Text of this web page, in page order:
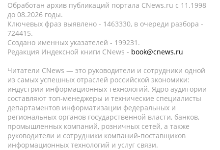
Обработан архив публикаций портала CNews.ru c 11.1998
до 08.2026 годы.
Ключевых фраз выявлено - 1463330, в очереди разбора -
724415.
Создано именных указателей - 199231.
Редакция Индексной книги CNews - book@cnews.ru
Читатели CNews — это руководители и сотрудники одной
из самых успешных отраслей российской экономики:
индустрии информационных технологий. Ядро аудитории
составляют топ-менеджеры и технические специалисты
департаментов информатизации федеральных и
региональных органов государственной власти, банков,
промышленных компаний, розничных сетей, а также
руководители и сотрудники компаний-поставщиков
информационных технологий и услуг связи.